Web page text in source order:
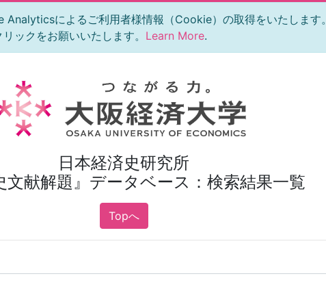
によるご利用者様情報（Cookie）の取得をいたします。
ックをお願いいたします。 Learn More.
日本経済史研究所
文献解題』データベース：検索結果一覧
Topへ